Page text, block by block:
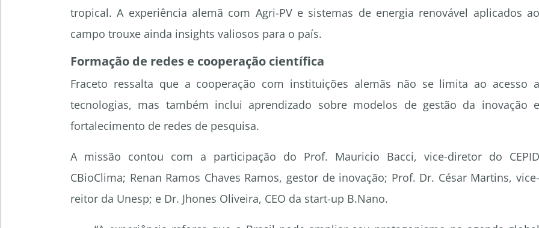
tropical. A experiência alemã com Agri-PV e sistemas de energia renovável aplicados ao
campo trouxe ainda insights valiosos para o país.
Formação de redes e cooperação científica
Fraceto ressalta que a cooperação com instituições alemãs não se limita ao acesso a
tecnologias, mas também inclui aprendizado sobre modelos de gestão da inovação e
fortalecimento de redes de pesquisa.
A missão contou com a participação do Prof. Mauricio Bacci, vice-diretor do CEPID
CBioClima; Renan Ramos Chaves Ramos, gestor de inovação; Prof. Dr. César Martins, vice-
reitor da Unesp; e Dr. Jhones Oliveira, CEO da start-up B.Nano.